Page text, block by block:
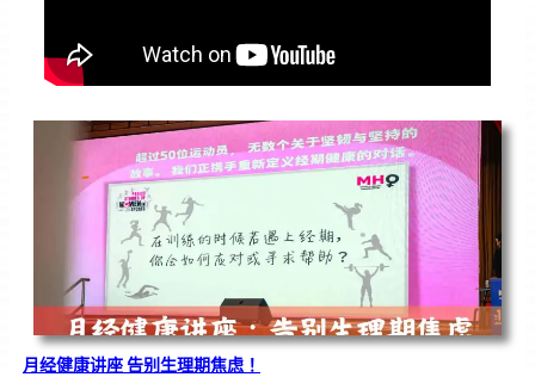
月经健康讲座 告别生理期焦虑！